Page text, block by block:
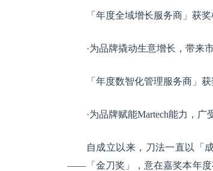
「年度全域增长服务商」获
·为品牌撬动生意增长，带来
「年度数智化管理服务商」
·为品牌赋能Martech能力，
自成立以来，刀法一直以「
——「金刀奖」，意在嘉奖本年度